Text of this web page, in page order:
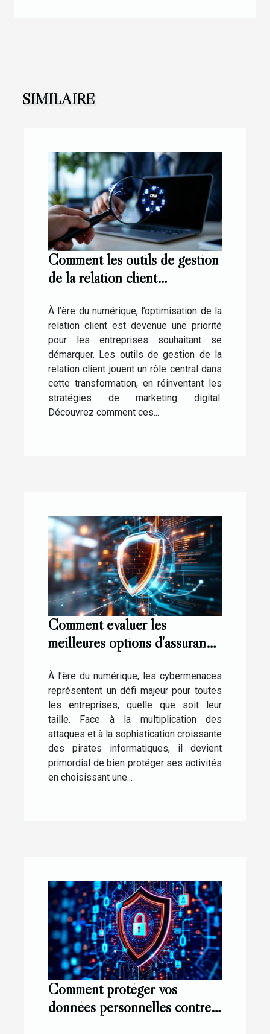
SIMILAIRE
Comment les outils de gestion
de la relation client
digital ?
À l’ère du numérique, l’optimisation de la
relation client est devenue une priorité
pour les entreprises souhaitant se
démarquer. Les outils de gestion de la
relation client jouent un rôle central dans
cette transformation, en réinventant les
stratégies de marketing digital.
Découvrez comment ces...
Comment évaluer les
meilleures options d'assurance
À l’ère du numérique, les cybermenaces
représentent un défi majeur pour toutes
les entreprises, quelle que soit leur
taille. Face à la multiplication des
attaques et à la sophistication croissante
des pirates informatiques, il devient
primordial de bien protéger ses activités
en choisissant une...
Comment protéger vos
données personnelles contre